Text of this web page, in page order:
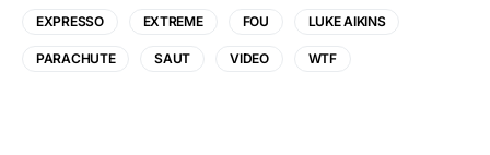
EXPRESSO EXTREME FOU LUKE AIKINS
PARACHUTE SAUT VIDEO WTF